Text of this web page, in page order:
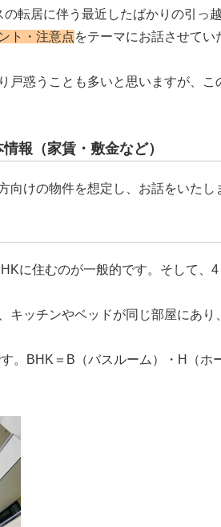
転居に伴う最近したばかりの引っ
ト・注意点をテーマにお話させてい
戸惑うことも多いと思いますが、
報（家賃・敷金など）
向けの物件を想定し、お話をいたし
に住むのが一般的です。そして、
キッチンやベッドが同じ部屋にあ
。BHK＝B（バスルーム）・H（ホ